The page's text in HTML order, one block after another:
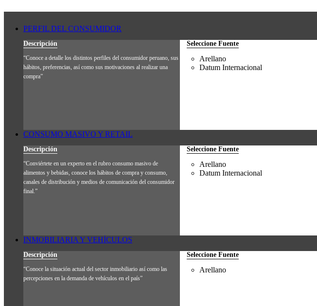
PERFIL DEL CONSUMIDOR
Descripción
“Conoce a detalle los distintos perfiles del consumidor peruano, sus
hábitos, preferencias, así como sus motivaciones al realizar una
compra”
Seleccione Fuente
Arellano
Datum Internacional
CONSUMO MASIVO Y RETAIL
Descripción
“Conviértete en un experto en el rubro consumo masivo de
alimentos y bebidas, conoce los hábitos de compra y consumo,
canales de distribución y medios de comunicación del consumidor
final.”
Seleccione Fuente
Arellano
Datum Internacional
INMOBILIARIA Y VEHÍCULOS
Descripción
“Conoce la situación actual del sector inmobiliario así como las
percepciones en la demanda de vehículos en el país”
Seleccione Fuente
Arellano